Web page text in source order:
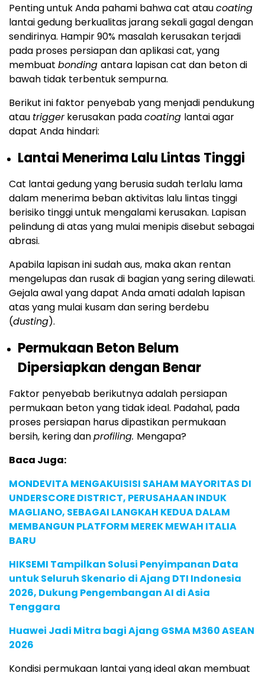
Penting untuk Anda pahami bahwa cat ataucoating
lantai gedung berkualitas jarang sekali gagal dengan
sendirinya. Hampir 90% masalah kerusakan terjadi
pada proses persiapan dan aplikasi cat, yang
membuat bonding antara lapisan cat dan beton di
bawah tidak terbentuk sempurna.
Berikut ini faktor penyebab yang menjadi pendukung
atau triggerkerusakan padacoating lantai agar
dapat Anda hindari:
Lantai Menerima Lalu Lintas Tinggi
Cat lantai gedung yang berusia sudah terlalu lama
dalam menerima beban aktivitas lalu lintas tinggi
berisiko tinggi untuk mengalami kerusakan. Lapisan
pelindung di atas yang mulai menipis disebut sebagai
abrasi.
Apabila lapisan ini sudah aus, maka akan rentan
mengelupas dan rusak di bagian yang sering dilewati.
Gejala awal yang dapat Anda amati adalah lapisan
atas yang mulai kusam dan sering berdebu
(dusting).
Permukaan Beton Belum
Dipersiapkan dengan Benar
Faktor penyebab berikutnya adalah persiapan
permukaan beton yang tidak ideal. Padahal, pada
proses persiapan harus dipastikan permukaan
bersih, kering danprofiling. Mengapa?
Baca Juga:
MONDEVITA MENGAKUISISI SAHAM MAYORITAS DI
UNDERSCORE DISTRICT, PERUSAHAAN INDUK
MAGLIANO, SEBAGAI LANGKAH KEDUA DALAM
MEMBANGUN PLATFORM MEREK MEWAH ITALIA
BARU
HIKSEMI Tampilkan Solusi Penyimpanan Data
untuk Seluruh Skenario di Ajang DTI Indonesia
2026, Dukung Pengembangan AI di Asia
Tenggara
Huawei Jadi Mitra bagi Ajang GSMA M360 ASEAN
2026
Kondisi permukaan lantai yang ideal akan membuat